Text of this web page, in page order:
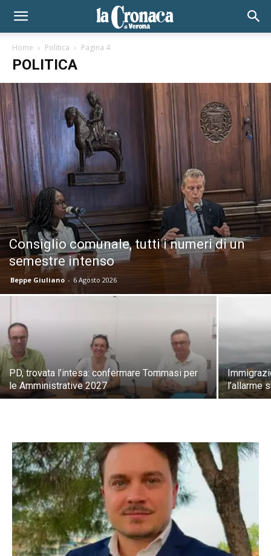
Home Politica Pagina 4
POLITICA
Consiglio comunale, tutti i numeri di un
semestre intenso
Beppe Giuliano - 6 Agosto 2026
PD, trovata l’intesa: confermare Tommasi per
le Amministrative 2027
l’allarme